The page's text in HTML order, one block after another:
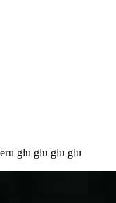
glu glu glu glu